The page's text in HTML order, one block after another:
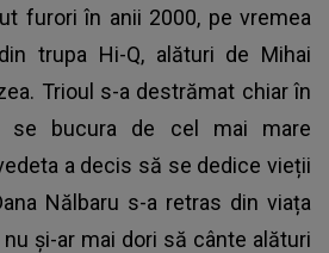
furori în anii 2000, pe vremea
trupa Hi-Q, alături de Mihai
Trioul s-a destrămat chiar în
se bucura de cel mai mare
a decis să se dedice vieții
Nălbaru s-a retras din viața
și-ar mai dori să cânte alături